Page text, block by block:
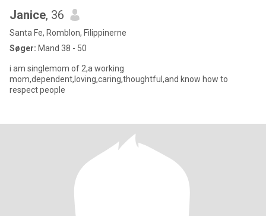
Janice, 36
Santa Fe, Romblon, Filippinerne
Søger: Mand 38 - 50
i am singlemom of 2,a working
mom,dependent,loving,caring,thoughtful,and know how to
respect people